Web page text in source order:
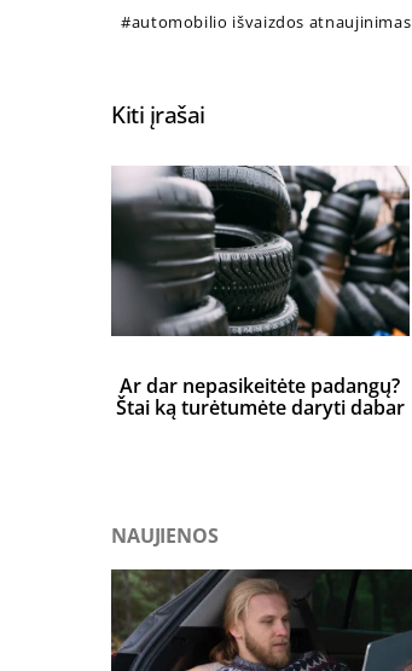
automobilio išvaizdos atnaujinimas
Kiti įrašai
Ar dar nepasikeitėte padangų?
Štai ką turėtumėte daryti dabar
NAUJIENOS